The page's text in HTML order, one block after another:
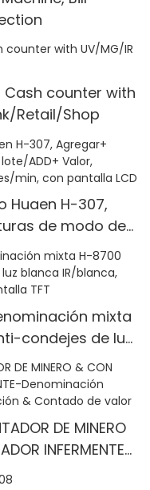
Cash counter with
Retail/Shop
Huaen H-307,
de modo de
MG/IR/MT, 1100
mixta
condejes de luz
& 3.5
DE MINERO
INFERMENTE-
IR/UV/mg